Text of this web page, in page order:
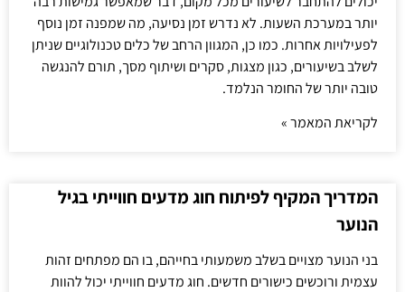
יותר במערכת השעות. לא נדרש זמן נסיעה, מה שמפנה זמן נוסף
לפעילויות אחרות. כמו כן, המגוון הרחב של כלים טכנולוגיים שניתן
לשלב בשיעורים, כגון מצגות, סקרים ושיתוף מסך, תורם להנגשה
טובה יותר של החומר הנלמד.
לקריאת המאמר »
המדריך המקיף לפיתוח חוג מדעים חווייתי בגיל
הנוער
בני הנוער מצויים בשלב משמעותי בחייהם, בו הם מפתחים זהות
עצמית ורוכשים כישורים חדשים. חוג מדעים חווייתי יכול להוות